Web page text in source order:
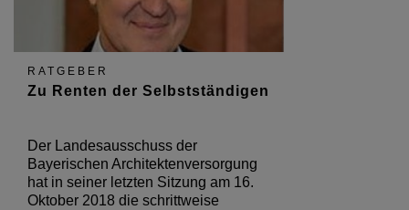
RATGEBER
Zu Renten der Selbstständigen
Der Landesausschuss der
Bayerischen Architektenversorgung
hat in seiner letzten Sitzung am 16.
Oktober 2018 die schrittweise